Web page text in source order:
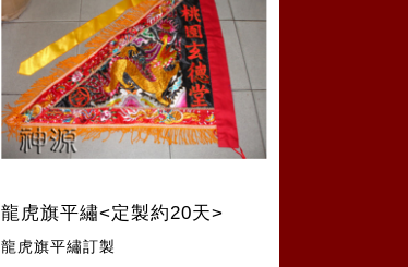
龍虎旗平繡<定製約20天>
龍虎旗平繡訂製